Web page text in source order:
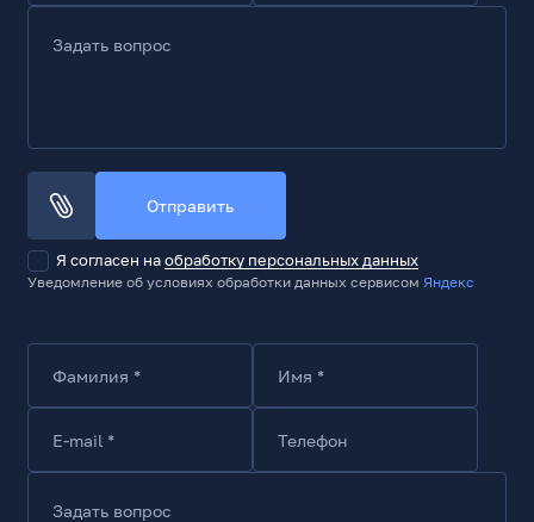
Задать вопрос
Отправить
Я согласен наобработку персональных данных
Уведомление об условиях обработки данных сервисомЯндекс
Фамилия * Имя *
E-mail * Телефон
Задать вопрос